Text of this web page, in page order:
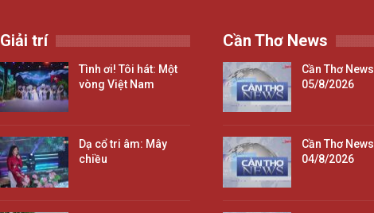
Giải trí
Tình ơi! Tôi hát: Một
vòng Việt Nam
Dạ cổ tri âm: Mây
chiều
Cần Thơ News
Cần Thơ News |
05/8/2026
Cần Thơ News |
04/8/2026